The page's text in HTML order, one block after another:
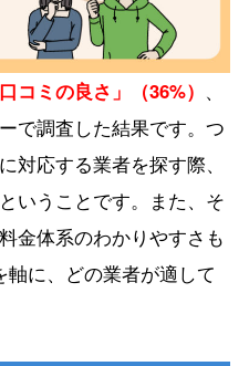
コミの良さ」（36%） 、
で調査した結果です。つ
対応する業者を探す際、
いうことです。また、そ
金体系のわかりやすさも
に、どの業者が適して